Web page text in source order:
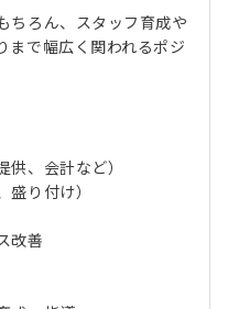
ちろん、スタッフ育成や
まで幅広く関われるポジ
供、会計など）
盛り付け）
改善